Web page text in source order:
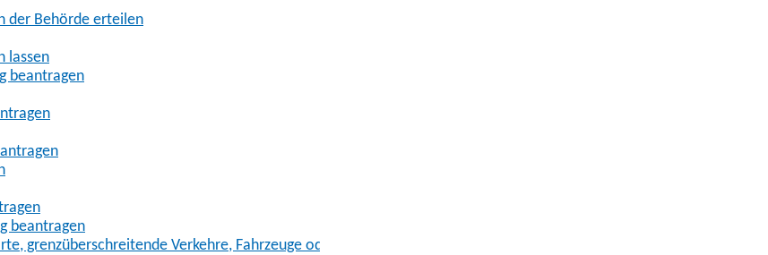
der Behörde erteilen
lassen
beantragen
beantragen
grenzüberschreitende Verkehre, Fahrzeuge oder Fahrzeugkombinationen nach § 70 StVZO beantragen